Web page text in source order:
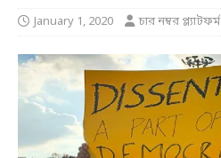
January 1, 2020 চার নম্বর প্ল্যাটফর্ম